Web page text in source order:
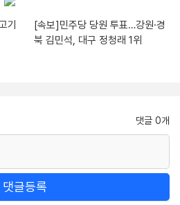
기
[속보]민주당 당원 투표…강원·경
북 김민석, 대구 정청래 1위
댓글 0개
댓글등록